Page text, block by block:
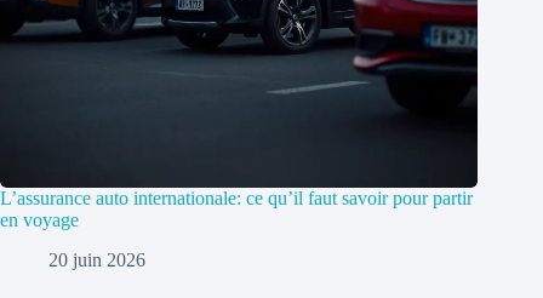
L’assurance auto internationale: ce qu’il faut savoir pour partir
en voyage
20 juin 2026